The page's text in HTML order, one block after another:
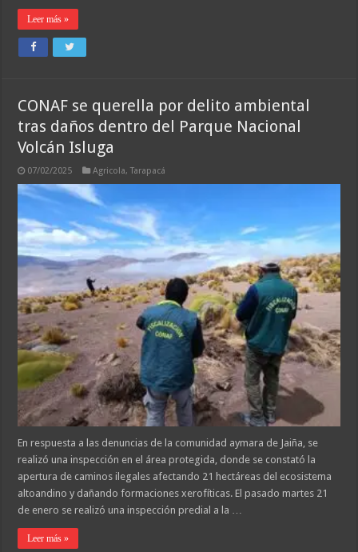
Leer más »
CONAF se querella por delito ambiental
tras daños dentro del Parque Nacional
Volcán Isluga
07/02/2025 Agricola,Tarapacá
En respuesta a las denuncias de la comunidad aymara de Jaiña, se
realizó una inspección en el área protegida, donde se constató la
apertura de caminos ilegales afectando 21 hectáreas del ecosistema
altoandino y dañando formaciones xerofíticas. El pasado martes 21
de enero se realizó una inspección predial a la …
Leer más »